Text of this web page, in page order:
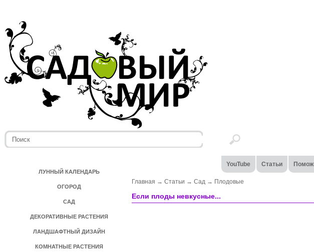
ЛУННЫЙ КАЛЕНДАРЬ
ОГОРОД
САД
ДЕКОРАТИВНЫЕ РАСТЕНИЯ
ЛАНДШАФТНЫЙ ДИЗАЙН
КОМНАТНЫЕ РАСТЕНИЯ
YouTube Статьи
Главная → Статьи → Сад → Плодовые
Если плоды невкусные...